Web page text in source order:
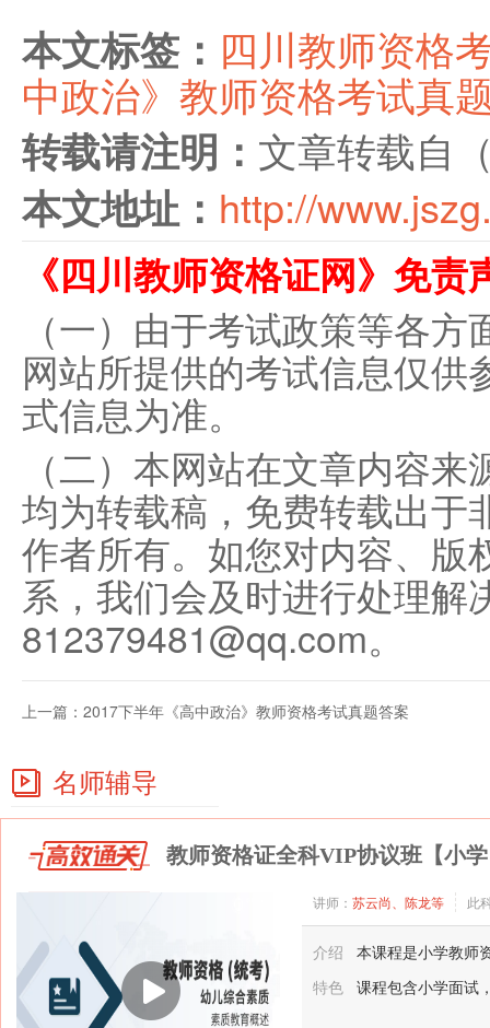
本文标签： 四川教师资格
中政治》教师资格考试真
转载请注明： 文章转载自
本文地址： http://
《四川教师资格证网》免责
（一）由于考试政策等各
网站所提供的考试信息仅
式信息为准。
（二）本网站在文章内容
均为转载稿，免费转载出于
作者所有。如您对内容、版
系，我们会及时进行处理解
812379481@qq.com。
上一篇： 2017下半年《高中政治》教师资格考试真题答案
名师辅导
教师资格证全科VIP协议班【小
讲师： 苏云尚、陈龙等 此
介绍
本课程是小学教师
特色 课程包含小学面试